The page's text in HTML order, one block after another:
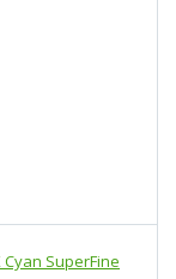
SuperFine